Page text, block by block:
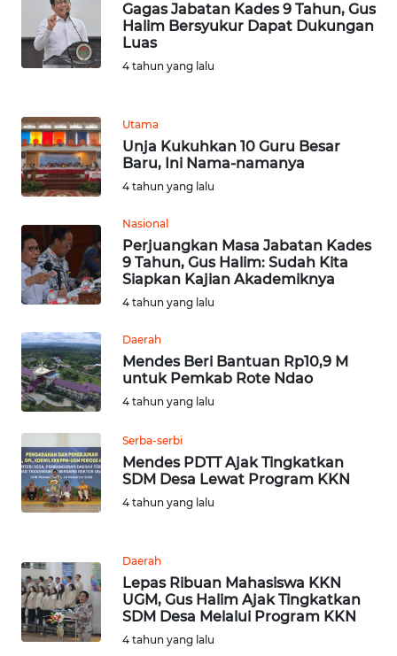
Gagas Jabatan Kades 9 Tahun, Gus
Halim Bersyukur Dapat Dukungan
Luas
4 tahun yang lalu
Utama
Unja Kukuhkan 10 Guru Besar
Baru, Ini Nama-namanya
4 tahun yang lalu
Nasional
Perjuangkan Masa Jabatan Kades
9 Tahun, Gus Halim: Sudah Kita
Siapkan Kajian Akademiknya
4 tahun yang lalu
Daerah
Mendes Beri Bantuan Rp10,9 M
untuk Pemkab Rote Ndao
4 tahun yang lalu
Serba-serbi
Mendes PDTT Ajak Tingkatkan
SDM Desa Lewat Program KKN
4 tahun yang lalu
Daerah
Lepas Ribuan Mahasiswa KKN
UGM, Gus Halim Ajak Tingkatkan
SDM Desa Melalui Program KKN
4 tahun yang lalu
SUMBAR
WN
WN
BENGKULU
WN
WN
JATENG
NUSANTARA
WN
JOGJA
WN
JATIM
WN
WN
KALBAR
WN